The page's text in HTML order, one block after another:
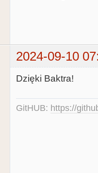
2024-09-10
Dzięki Baktra!
GitHUB: https://